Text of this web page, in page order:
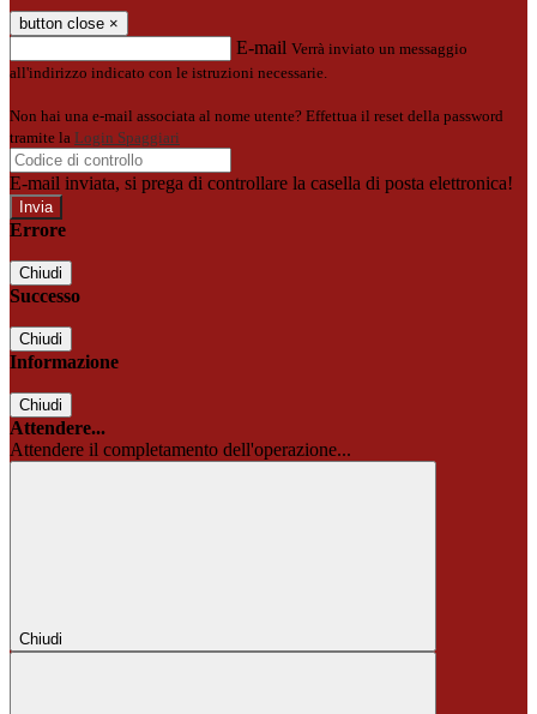
button close ×
E-mail Verrà inviato un messaggio
all'indirizzo indicato con le istruzioni necessarie.
Non hai una e-mail associata al nome utente? Effettua il reset della password
tramite la Login Spaggiari
E-mail inviata, si prega di controllare la casella di posta elettronica!
Errore
Chiudi
Successo
Chiudi
Informazione
Chiudi
Attendere...
Attendere il completamento dell'operazione...
Chiudi